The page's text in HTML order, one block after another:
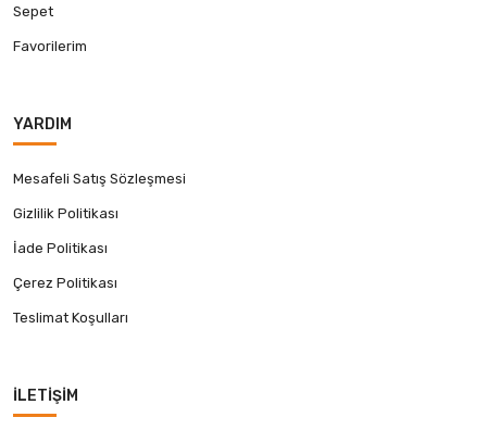
Sepet
Favorilerim
YARDIM
Mesafeli Satış Sözleşmesi
Gizlilik Politikası
İade Politikası
Çerez Politikası
Teslimat Koşulları
İLETIŞIM